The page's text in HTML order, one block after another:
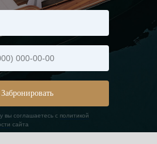
вы соглашаетесь с политикой
сайта
Забронировать